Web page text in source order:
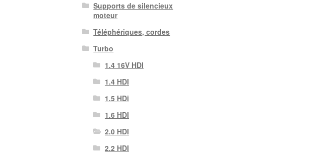
Supports de silencieux
moteur
Téléphériques, cordes
Turbo
1.4 16V HDI
1.4 HDI
1.5 HDi
1.6 HDI
2.0 HDI
2.2 HDI